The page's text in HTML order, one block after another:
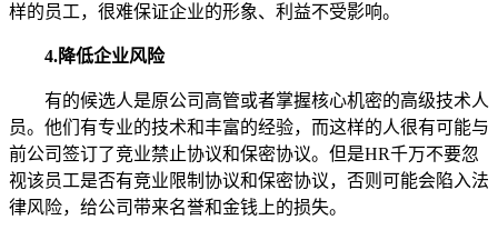
样的员工，很难保证企业的形象、利益不受影响。
4.降低企业风险
有的候选人是原公司高管或者掌握核心机密的高级技术人
员。他们有专业的技术和丰富的经验，而这样的人很有可能与
前公司签订了竞业禁止协议和保密协议。但是HR千万不要忽
视该员工是否有竞业限制协议和保密协议，否则可能会陷入法
律风险，给公司带来名誉和金钱上的损失。